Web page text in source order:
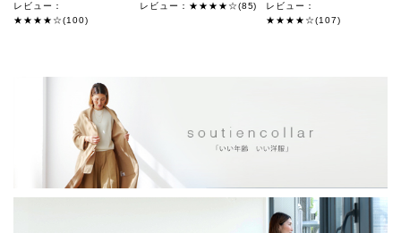
レビュー：
★★★★☆(100)
レビュー：★★★★☆(85)
レビュー：
★★★★☆(107)